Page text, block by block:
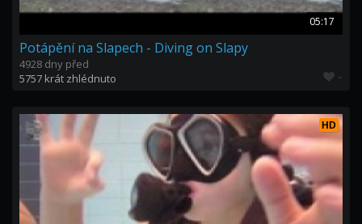
05:17
Potápění na Slapech - Diving on Slapy
4928 dny před
5757 krát zhlédnuto
-
HD